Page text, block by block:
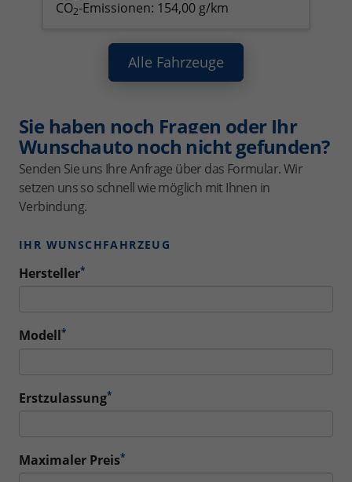
CO2-Emissionen: 154,00 g/km
Alle Fahrzeuge
Sie haben noch Fragen oder Ihr
Wunschauto noch nicht gefunden?
Senden Sie uns Ihre Anfrage über das Formular. Wir
setzen uns so schnell wie möglich mit Ihnen in
Verbindung.
IHR WUNSCHFAHRZEUG
Hersteller*
Modell*
Erstzulassung*
Maximaler Preis*